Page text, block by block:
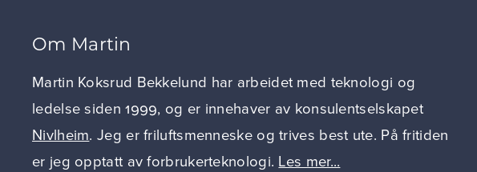
Om Martin
Martin Koksrud Bekkelund har arbeidet med teknologi og
ledelse siden 1999, og er innehaver av konsulentselskapet
Nivlheim. Jeg er friluftsmenneske og trives best ute. På fritiden
er jeg opptatt av forbrukerteknologi. Les mer...